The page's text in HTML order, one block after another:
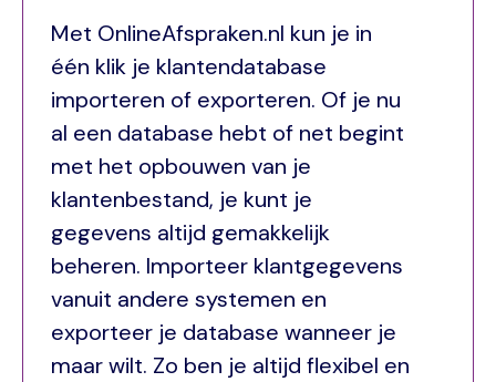
Met OnlineAfspraken.nl kun je in
één klik je klantendatabase
importeren of exporteren. Of je nu
al een database hebt of net begint
met het opbouwen van je
klantenbestand, je kunt je
gegevens altijd gemakkelijk
beheren. Importeer klantgegevens
vanuit andere systemen en
exporteer je database wanneer je
maar wilt. Zo ben je altijd flexibel en